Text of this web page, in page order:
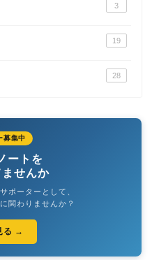
3
19
28
募集中
ートを
せんか
ポーターとして、
関わりませんか？
る →